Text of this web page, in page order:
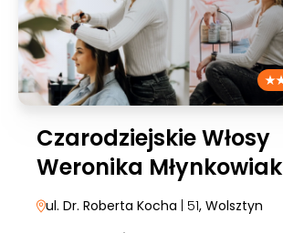
Czarodziejskie Włosy
Weronika Młynkowiak
ul. Dr. Roberta Kocha | 51, Wolsztyn